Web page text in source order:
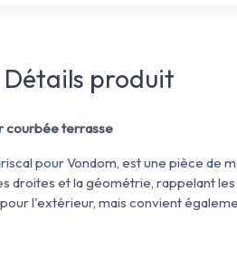
Détails produit
courbée terrasse
pour Vondom, est une pièce de
droites et la géométrie, rappelant
l'extérieur, mais convient